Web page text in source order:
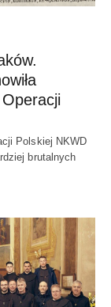
Polskiej NKWD
brutalnych